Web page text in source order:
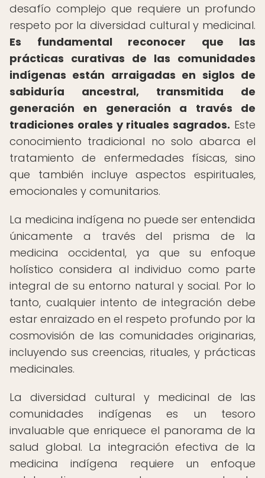
desafío complejo que requiere un profundo
respeto por la diversidad cultural y medicinal.
Es fundamental reconocer que las
prácticas curativas de las comunidades
indígenas están arraigadas en siglos de
sabiduría ancestral, transmitida de
generación en generación a través de
tradiciones orales y rituales sagrados. Este
conocimiento tradicional no solo abarca el
tratamiento de enfermedades físicas, sino
que también incluye aspectos espirituales,
emocionales y comunitarios.
La medicina indígena no puede ser entendida
únicamente a través del prisma de la
medicina occidental, ya que su enfoque
holístico considera al individuo como parte
integral de su entorno natural y social. Por lo
tanto, cualquier intento de integración debe
estar enraizado en el respeto profundo por la
cosmovisión de las comunidades originarias,
incluyendo sus creencias, rituales, y prácticas
medicinales.
La diversidad cultural y medicinal de las
comunidades indígenas es un tesoro
invaluable que enriquece el panorama de la
salud global. La integración efectiva de la
medicina indígena requiere un enfoque